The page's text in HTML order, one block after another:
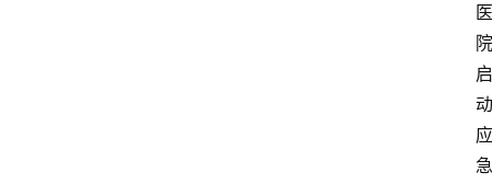
医
院
启
动
应
急